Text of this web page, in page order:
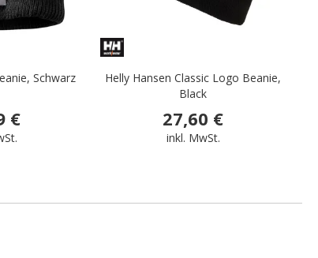
Schwarz
€
Helly Hansen Classic Logo Beanie,
Black
27,60 €
inkl. MwSt.